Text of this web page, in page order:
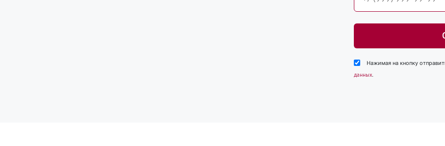
Нажимая на кнопку
данных.